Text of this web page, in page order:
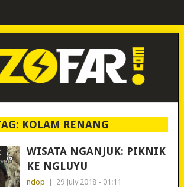
KOLAM RENANG
WISATA NGANJUK: PIKNIK
KE NGLUYU
ndop 29 July 2018 - 01:11